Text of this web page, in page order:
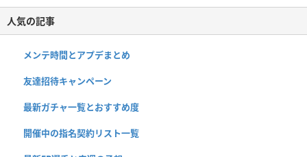
人気の記事
メンテ時間とアプデまとめ
友達招待キャンペーン
最新ガチャ一覧とおすすめ度
開催中の指名契約リスト一覧